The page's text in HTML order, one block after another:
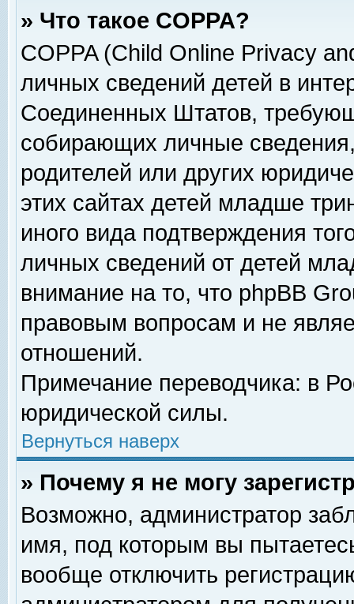
» Что такое COPPA?
COPPA (Child Online Privacy
личных сведений детей в
Соединенных Штатов,
собирающих личные
родителей или других
этих сайтах детей младше
иного вида подтверждения
личных сведений от детей
внимание на то, что phpBB
правовым вопросам и не
отношений.
Примечание переводчика: в
юридической силы.
Вернуться наверх
» Почему я не могу
Возможно, администратор
имя, под которым вы
вообще отключить